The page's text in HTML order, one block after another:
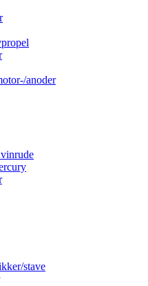
anoder
stave